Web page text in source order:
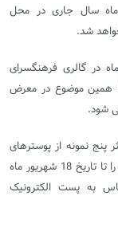
تاریخ 25 لغایت 27 شهریور ماه سال جاری در محل
شد.
در این کارگاه، پس از داوری از 4 مهرماه در گالری فرهنگسرای
همین موضوع در معرض
شود.
پنج نمونه از پوسترهای
را تا تاریخ 18 شهریور ماه
به پست الکترونیک